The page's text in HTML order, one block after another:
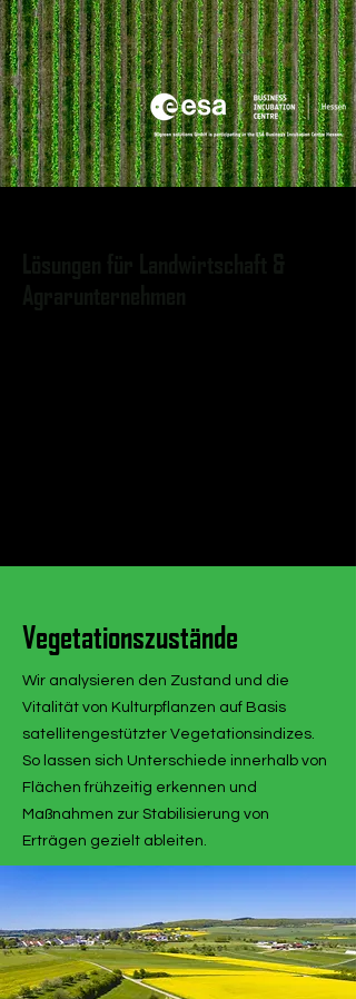
Vegetationszustände
Wir analysieren den Zustand und die
Vitalität von Kulturpflanzen auf Basis
satellitengestützter Vegetationsindizes.
So lassen sich Unterschiede innerhalb von
Flächen frühzeitig erkennen und
Maßnahmen zur Stabilisierung von
Erträgen gezielt ableiten.